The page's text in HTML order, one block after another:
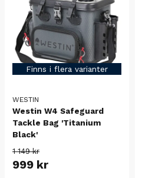
Finns i flera varianter
WESTIN
Westin W4 Safeguard
Tackle Bag 'Titanium
Black'
1 149 kr
999 kr